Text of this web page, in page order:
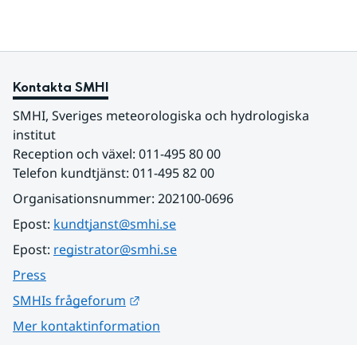
Kontakta SMHI
SMHI, Sveriges meteorologiska och hydrologiska
institut
Reception och växel: 011-495 80 00
Telefon kundtjänst: 011-495 82 00
Organisationsnummer: 202100-0696
Epost: kundtjanst@smhi.se
Epost: registrator@smhi.se
Press
SMHIs frågeforum
Mer kontaktinformation